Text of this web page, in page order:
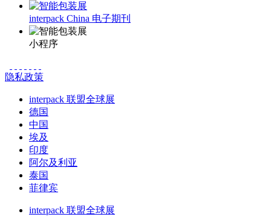
interpack China 电子期刊
小程序
隐私政策
interpack 联盟全球展
德国
中国
埃及
印度
阿尔及利亚
泰国
菲律宾
interpack 联盟全球展